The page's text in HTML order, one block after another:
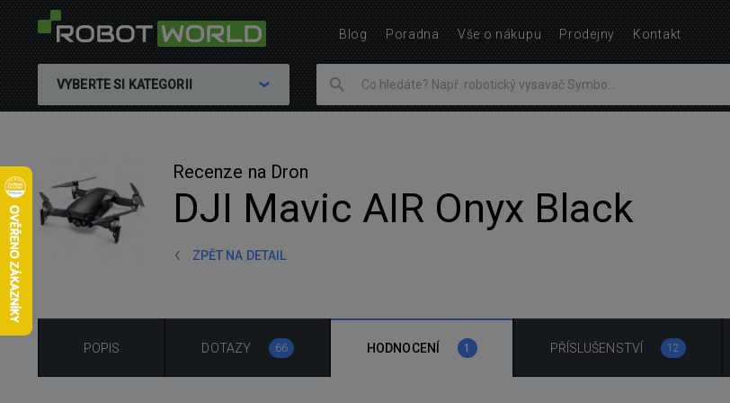
VYBERTE SI KATEGORII
Recenze na Dron
DJI Mavic AIR Onyx Black
ZPĚT NA DETAIL
POPIS DOTAZY 66 HODNOCENÍ 1 PŘÍSLUŠENSTVÍ 12
Blog Poradna Vše o nákupu Prodejny Kontakt